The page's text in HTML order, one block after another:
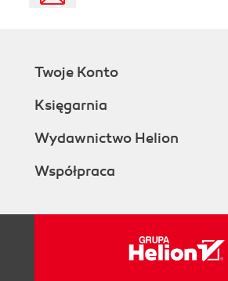
Twoje Konto
Księgarnia
Wydawnictwo Helion
Współpraca